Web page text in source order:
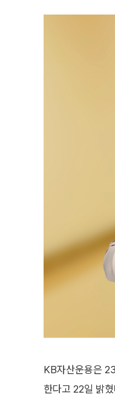
KB자산운용은
한다고 22일 밝